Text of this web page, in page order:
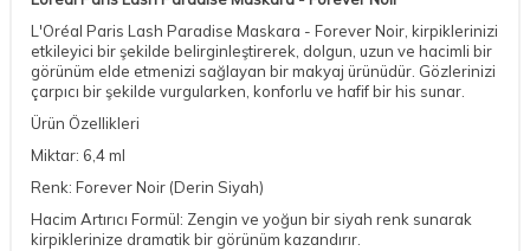
L'Oréal Paris Lash Paradise Maskara - Forever Noir, kirpiklerinizi
etkileyici bir şekilde belirginleştirerek, dolgun, uzun ve hacimli bir
görünüm elde etmenizi sağlayan bir makyaj ürünüdür. Gözlerinizi
çarpıcı bir şekilde vurgularken, konforlu ve hafif bir his sunar.
Ürün Özellikleri
Miktar: 6,4 ml
Renk: Forever Noir (Derin Siyah)
Hacim Artırıcı Formül: Zengin ve yoğun bir siyah renk sunarak
kirpiklerinize dramatik bir görünüm kazandırır.